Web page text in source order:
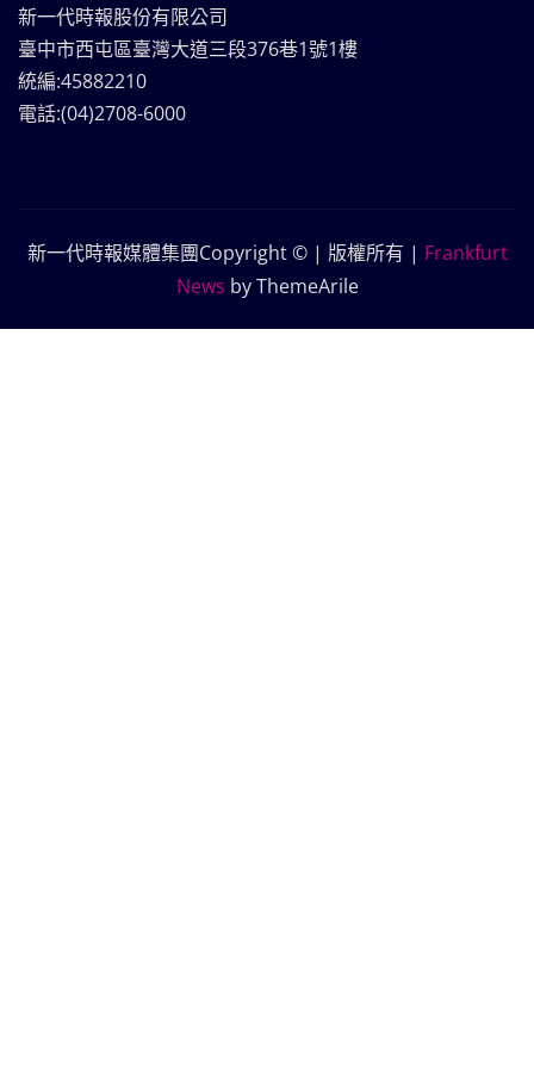
新一代時報股份有限公司
臺中市西屯區臺灣大道三段376巷1號1樓
統編:45882210
電話:(04)2708-6000
新一代時報媒體集團Copyright © | 版權所有 | Frankfurt
News by ThemeArile